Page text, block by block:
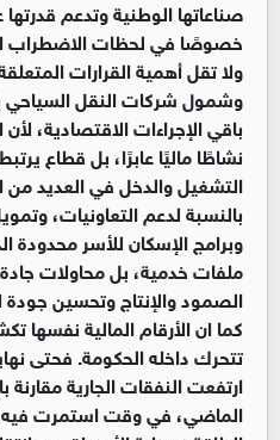
صناعاتها الوطنية وتدعم
خصوصًا في لحظات الاضطراب
ولا تقل أهمية القرارات
وشمول شركات النقل السياحي
باقي الإجراءات الاقتصادية،
نشاطًا ماليًا عابرًا، بل قطاع
التشغيل والدخل في العديد
بالنسبة لدعم التعاونيات،
وبرامج الإسكان للأسر
ملفات خدمية، بل محاولات
الصمود والإنتاج وتحسين جودة
كما ان الأرقام المالية
تتحرك داخله الحكومة. فحتى
ارتفعت النفقات الجارية مقارنة
الماضي، في وقت استمرت